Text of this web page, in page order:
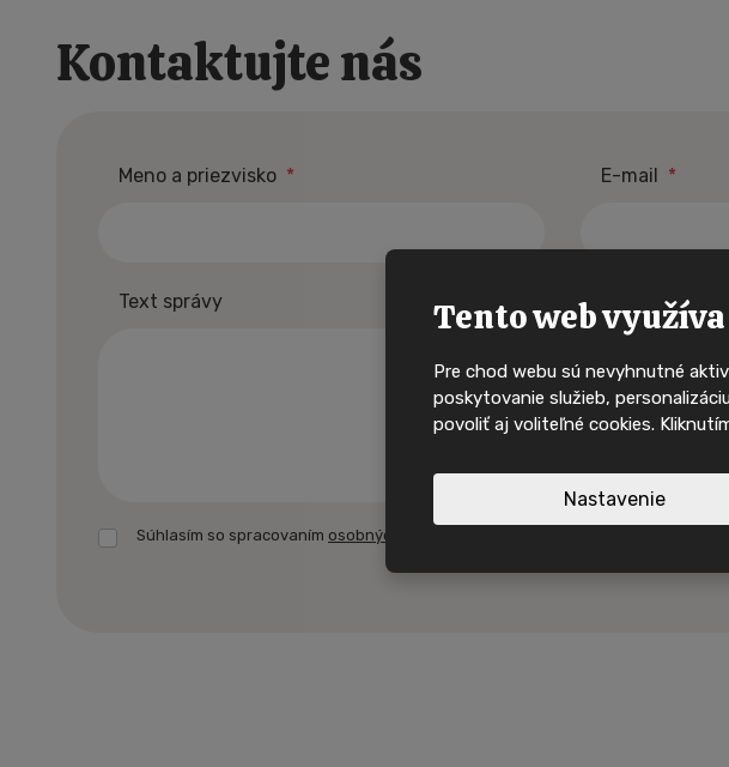
Kontaktujte nás
Meno a priezvisko * E-mail *
Text správy
Súhlasím so spracovaním osobných údajov.
Tento web
Pre chod webu sú nevyhnutné
poskytovanie služieb,
povoliť aj voliteľné cookies.
Nastavenie